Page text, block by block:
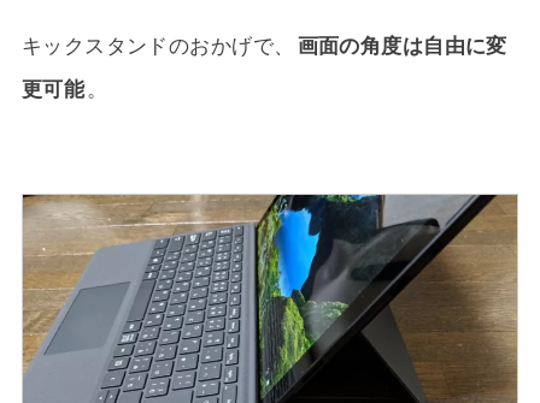
キックスタンドのおかげで、
画面の角度は自由に変
更可能。